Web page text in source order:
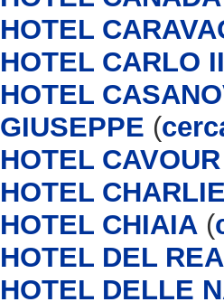
HOTEL
HOTEL CARLO
HOTEL
GIUSEPPE (
HOTEL CAVOUR
HOTEL
HOTEL CHIAIA (
HOTEL DEL
HOTEL DELLE